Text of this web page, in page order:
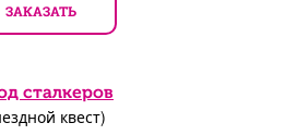
ЗАКАЗАТЬ
сталкеров
квест)